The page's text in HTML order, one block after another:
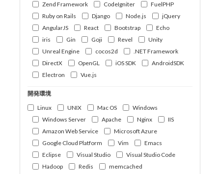
Zend Framework
CodeIgniter
FuelPHP
Ruby on Rails
Django Node.js
jQuery
AngularJS
React Bootstrap
Echo
iris
Gin Goji Revel
Unity
Unreal Engine
cocos2d
.NET Framework
DirectX
OpenGL iOS SDK
AndroidSDK
Electron
Vue.js
開発環境
Linux
UNIX Mac OS
Windows
Windows Server
Apache Nginx
IIS
Amazon Web Service
Microsoft Azure
Google Cloud Platform
Vim
Emacs
Eclipse
Visual Studio
Visual Studio Code
Hadoop
Redis
memcached